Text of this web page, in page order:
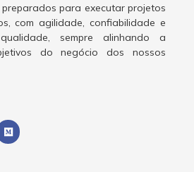
preparados para executar projetos
com agilidade, confiabilidade e
sempre alinhando a
do negócio dos nossos